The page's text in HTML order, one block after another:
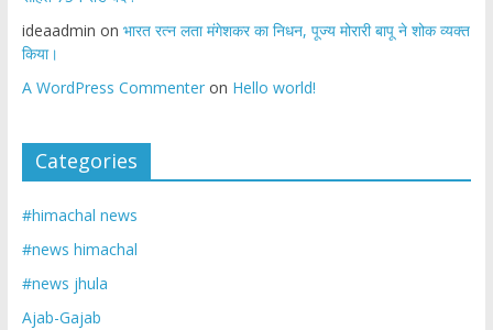
ideaadmin on भारत रत्न लता मंगेशकर का निधन, पूज्य मोरारी बापू ने शोक व्यक्त
किया।
A WordPress Commenteron Hello world!
Categories
#himachal news
#news himachal
#news jhula
Ajab-Gajab